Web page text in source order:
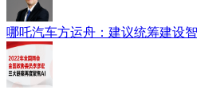
哪吒汽车方运舟：建议统筹建设